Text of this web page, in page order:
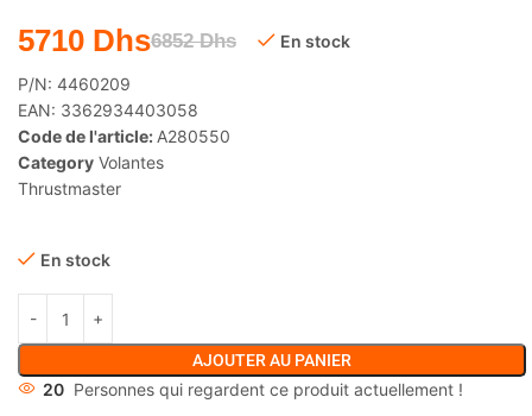
6852Dhs
5710 Dhs En stock
P/N: 4460209
EAN: 3362934403058
Code de l'article: A280550
Category Volantes
Thrustmaster
En stock
AJOUTER AU PANIER
20 Personnes qui regardent ce produit actuellement !